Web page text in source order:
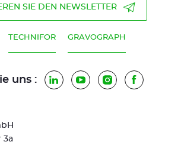
SIE DEN NEWSLETTER
TECHNIFOR GRAVOGRAPH
uns : LinkedInYouTubeInstagram
3a